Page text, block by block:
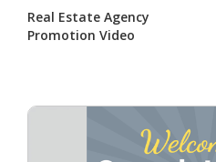
Real Estate Agency
Promotion Video